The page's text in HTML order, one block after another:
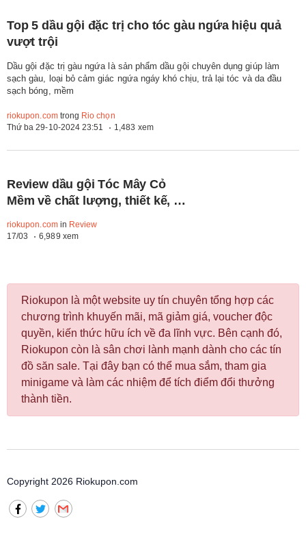
Top 5 dầu gội đặc trị cho tóc gàu ngứa hiệu quả
vượt trội
Dầu gội đặc trị gàu ngứa là sản phẩm dầu gội chuyên dụng giúp làm
sạch gàu, loại bỏ cảm giác ngứa ngáy khó chịu, trả lại tóc và da đầu
sạch bóng, mềm
riokupon.comtrong Rio chọn
Thứ ba 29-10-2024 23:51
1,483 xem
Review dầu gội Tóc Mây Cỏ
Mềm về chất lượng, thiết kế, giá
riokupon.comin Review
17/03
6,989 xem
Riokupon là một website uy tín chuyên tổng hợp các
chương trình khuyến mãi, mã giảm giá, voucher độc
quyền, kiến thức hữu ích về đa lĩnh vực. Bên cạnh đó,
Riokupon còn là sân chơi lành mạnh dành cho các tín
đồ săn sale. Tại đây bạn có thể mua sắm, tham gia
minigame và làm các nhiệm để tích điểm đổi thưởng
thành tiền.
Copyright 2026 Riokupon.com